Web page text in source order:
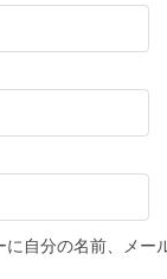
自分の名前、メー